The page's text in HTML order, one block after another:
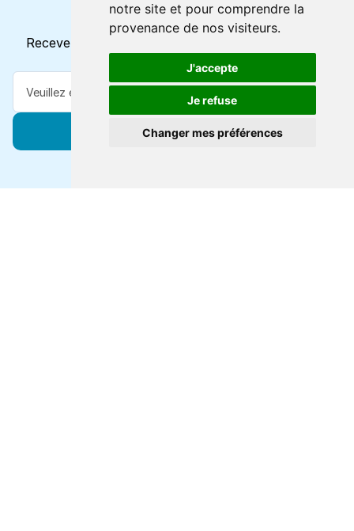
notre site et pour comprendre la
provenance de nos visiteurs.
J'accepte
Je refuse
Changer mes préférences
Horaires et offres actuels
Recevez toutes les mises à jour dans votre e-mail
S'abonner